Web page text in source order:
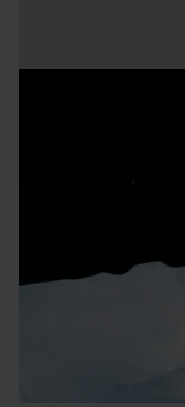
om
som har arbetat
konstnärer som
Madrid och Rob i
med sin fru som
Rob och Timsam
ICEHOTEL flera